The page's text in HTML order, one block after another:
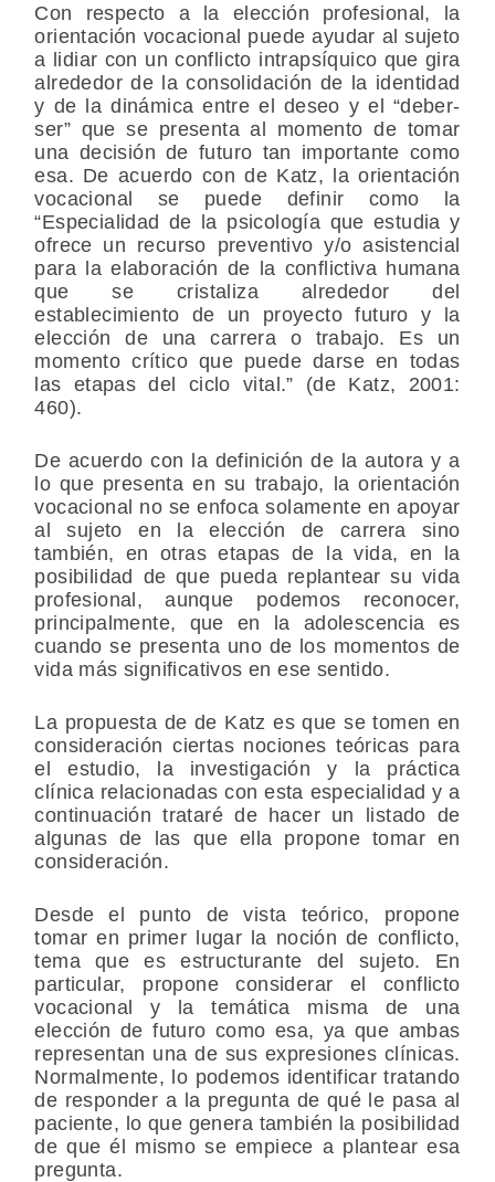
Con respecto a la elección profesional, la
orientación vocacional puede ayudar al sujeto
a lidiar con un conflicto intrapsíquico que gira
alrededor de la consolidación de la identidad
y de la dinámica entre el deseo y el “deber-
ser” que se presenta al momento de tomar
una decisión de futuro tan importante como
esa. De acuerdo con de Katz, la orientación
vocacional se puede definir como la
“Especialidad de la psicología que estudia y
ofrece un recurso preventivo y/o asistencial
para la elaboración de la conflictiva humana
que se cristaliza alrededor del
establecimiento de un proyecto futuro y la
elección de una carrera o trabajo. Es un
momento crítico que puede darse en todas
las etapas del ciclo vital.” (de Katz, 2001:
460).
De acuerdo con la definición de la autora y a
lo que presenta en su trabajo, la orientación
vocacional no se enfoca solamente en apoyar
al sujeto en la elección de carrera sino
también, en otras etapas de la vida, en la
posibilidad de que pueda replantear su vida
profesional, aunque podemos reconocer,
principalmente, que en la adolescencia es
cuando se presenta uno de los momentos de
vida más significativos en ese sentido.
La propuesta de de Katz es que se tomen en
consideración ciertas nociones teóricas para
el estudio, la investigación y la práctica
clínica relacionadas con esta especialidad y a
continuación trataré de hacer un listado de
algunas de las que ella propone tomar en
consideración.
Desde el punto de vista teórico, propone
tomar en primer lugar la noción de conflicto,
tema que es estructurante del sujeto. En
particular, propone considerar el conflicto
vocacional y la temática misma de una
elección de futuro como esa, ya que ambas
representan una de sus expresiones clínicas.
Normalmente, lo podemos identificar tratando
de responder a la pregunta de qué le pasa al
paciente, lo que genera también la posibilidad
de que él mismo se empiece a plantear esa
pregunta.